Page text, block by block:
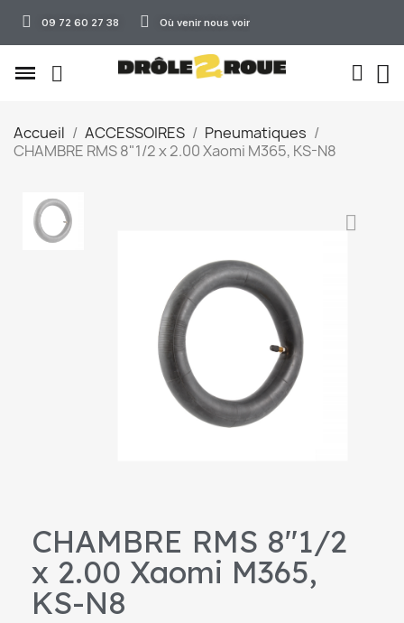
09 72 60 27 38 Où venir nous voir
Accueil ACCESSOIRES
Pneumatiques
CHAMBRE RMS 8"1/2 x 2.00 Xaomi M365, KS-N8
CHAMBRE RMS 8"1/2
x 2.00 Xaomi M365,
KS-N8